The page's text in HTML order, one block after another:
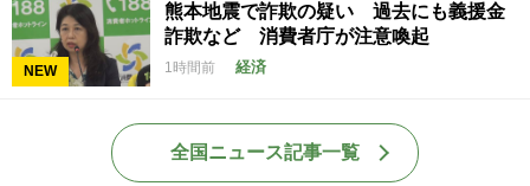
NEW
熊本地震で詐欺の疑い 過去にも義援金
詐欺など 消費者庁が注意喚起
1時間前 経済
全国ニュース記事一覧